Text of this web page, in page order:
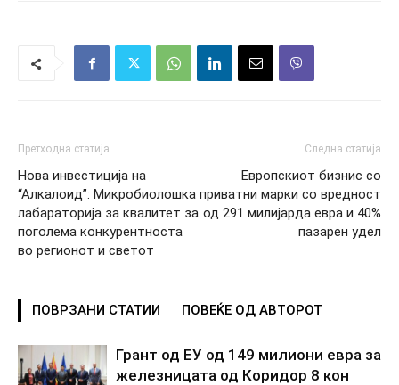
Претходна статија
Нова инвестиција на
“Алкалоид”: Микробиолошка
лабараторија за квалитет за
поголема конкурентноста
во регионот и светот
Следна статија
Европскиот бизнис со
приватни марки со вредност
од 291 милијарда евра и 40%
пазарен удел
ПОВРЗАНИ СТАТИИ ПОВЕЌЕ ОД АВТОРОТ
Грант од ЕУ од 149 милиони евра за
железницата од Коридор 8 кон